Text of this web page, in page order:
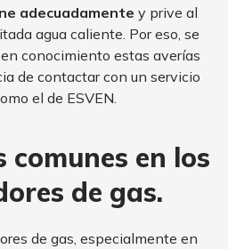
adecuadamente y prive al
agua caliente. Por eso, se
conocimiento estas averías
de contactar con un servicio
el de ESVEN.
comunes en los
de gas.
de gas, especialmente en